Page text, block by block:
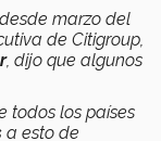
marzo del
de Citigroup,
, dijo que algunos
todos los países
a esto de